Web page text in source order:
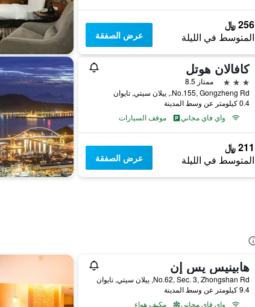
256 ﷼
المتوسط في الليلة عرض الصفقة
كافالان هوتل
3 نجوم
ممتاز 8.5
No.155, Gongzheng Rd., ييلان سيتي, تايوان
0.4 كيلومتر عن وسط المدينة
واي فاي مجاني
موقف السيارات
211 ﷼
المتوسط في الليلة عرض الصفقة
هابينيس يس إن
No.62, Sec. 3, Zhongshan Rd, ييلان سيتي, تايوان
9.4 كيلومتر عن وسط المدينة
واي فاي مجاني
مكيف هواء